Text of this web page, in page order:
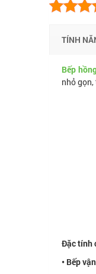
TÍNH
Bếp
nhỏ
Đặc tính
• Bếp